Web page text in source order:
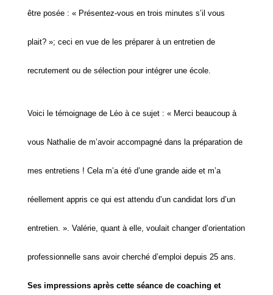
être posée : « Présentez-vous en trois minutes s’il vous
plait? »; ceci en vue de les préparer à un entretien de
recrutement ou de sélection pour intégrer une école.
Voici le témoignage de Léo à ce sujet : « Merci beaucoup à
vous Nathalie de m’avoir accompagné dans la préparation de
mes entretiens ! Cela m’a été d’une grande aide et m’a
réellement appris ce qui est attendu d’un candidat lors d’un
entretien. ». Valérie, quant à elle, voulait changer d’orientation
professionnelle sans avoir cherché d’emploi depuis 25 ans.
Ses impressions après cette séance de coaching et